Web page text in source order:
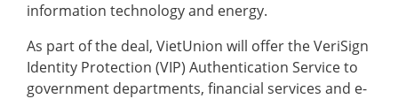
information technology and energy.
As part of the deal, VietUnion will offer the VeriSign
Identity Protection (VIP) Authentication Service to
government departments, financial services and e-